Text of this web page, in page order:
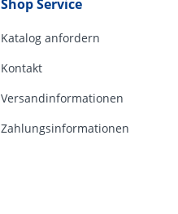
Shop Service
Katalog anfordern
Kontakt
Versandinformationen
Zahlungsinformationen